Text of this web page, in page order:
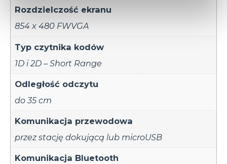
Rozdzielczość ekranu
854 x 480 FWVGA
Typ czytnika kodów
1D i 2D – Short Range
Odległość odczytu
do 35 cm
Komunikacja przewodowa
przez stację dokującą lub microUSB
Komunikacja Bluetooth